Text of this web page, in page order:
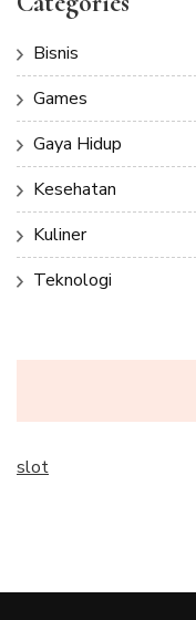
Bisnis
Games
Gaya Hidup
Kesehatan
Kuliner
Teknologi
slot